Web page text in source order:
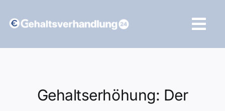
Inhalt
Gehaltserhöhung: Der